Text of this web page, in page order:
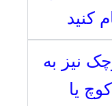
کنید
نیز به
یا